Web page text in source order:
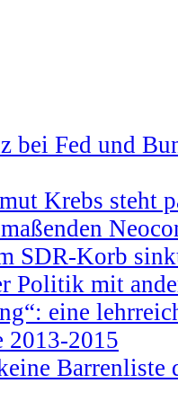
bei Fed und
Krebs steht
SDR-Korb
Politik mit
eine
2013-2015
Barrenliste